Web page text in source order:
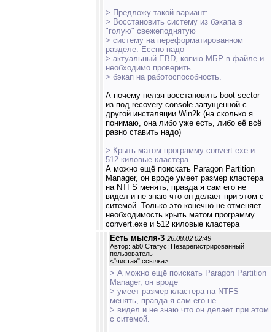
> Предложу такой вариант:
> Восстановить систему из бэкапа в
"голую" свежеподнятую
> систему на переформатированном
разделе. Ессно надо
> актуальный EBD, копию МБР в файле и
необходимо проверить
> бэкап на работоспособность.
А почему нелзя восстановить boot sector
из под recovery console запущенной с
другой инсталяции Win2k (на сколько я
понимаю, она либо уже есть, либо её всё
равно ставить надо)
> Крыть матом программу convert.exe и
512 киловые кластера
А можно ещё поискать Paragon Partition
Manager, он вроде умеет размер кластера
на NTFS менять, правда я сам его не
видел и не знаю что он делает при этом с
ситемой. Только это конечно не отменяет
необходимость крыть матом программу
convert.exe и 512 киловые кластера
Есть мысля-3 26.08.02 02:49
Автор: ab0 Статус: Незарегистрированный
пользователь
<"чистая" ссылка>
> А можно ещё поискать Paragon Partition
Manager, он вроде
> умеет размер кластера на NTFS
менять, правда я сам его не
> видел и не знаю что он делает при этом
с ситемой.